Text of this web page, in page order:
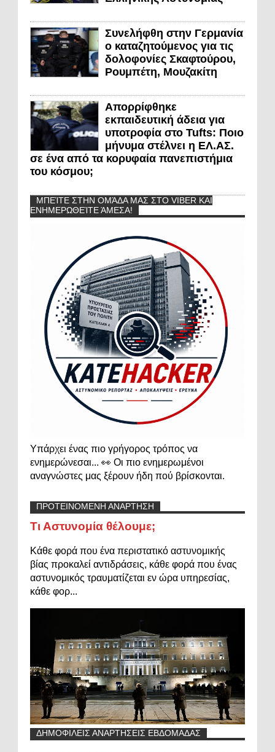
Συνελήφθη στην Γερμανία
ο καταζητούμενος για τις
δολοφονίες Σκαφτούρου,
Ρουμπέτη, Μουζακίτη
Απορρίφθηκε
εκπαιδευτική άδεια για
υποτροφία στο Tufts: Ποιο
μήνυμα στέλνει η ΕΛ.ΑΣ.
σε ένα από τα κορυφαία πανεπιστήμια
του κόσμου;
ΜΠΕΊΤΕ ΣΤΗΝ ΟΜΆΔΑ ΜΑΣ ΣΤΟ VIBER ΚΑΙ
ΕΝΗΜΕΡΩΘΕΊΤΕ ΆΜΕΣΑ!
Υπάρχει ένας πιο γρήγορος τρόπος να
ενημερώνεσαι... 👀 Οι πιο ενημερωμένοι
αναγνώστες μας ξέρουν ήδη πού βρίσκονται.
ΠΡΟΤΕΙΝΟΜΕΝΗ ΑΝΑΡΤΗΣΗ
Τι Αστυνομία θέλουμε;
Κάθε φορά που ένα περιστατικό αστυνομικής
βίας προκαλεί αντιδράσεις, κάθε φορά που ένας
αστυνομικός τραυματίζεται εν ώρα υπηρεσίας,
κάθε φορ...
ΔΗΜΟΦΙΛΕΙΣ ΑΝΑΡΤΗΣΕΙΣ ΕΒΔΟΜΑΔΑΣ